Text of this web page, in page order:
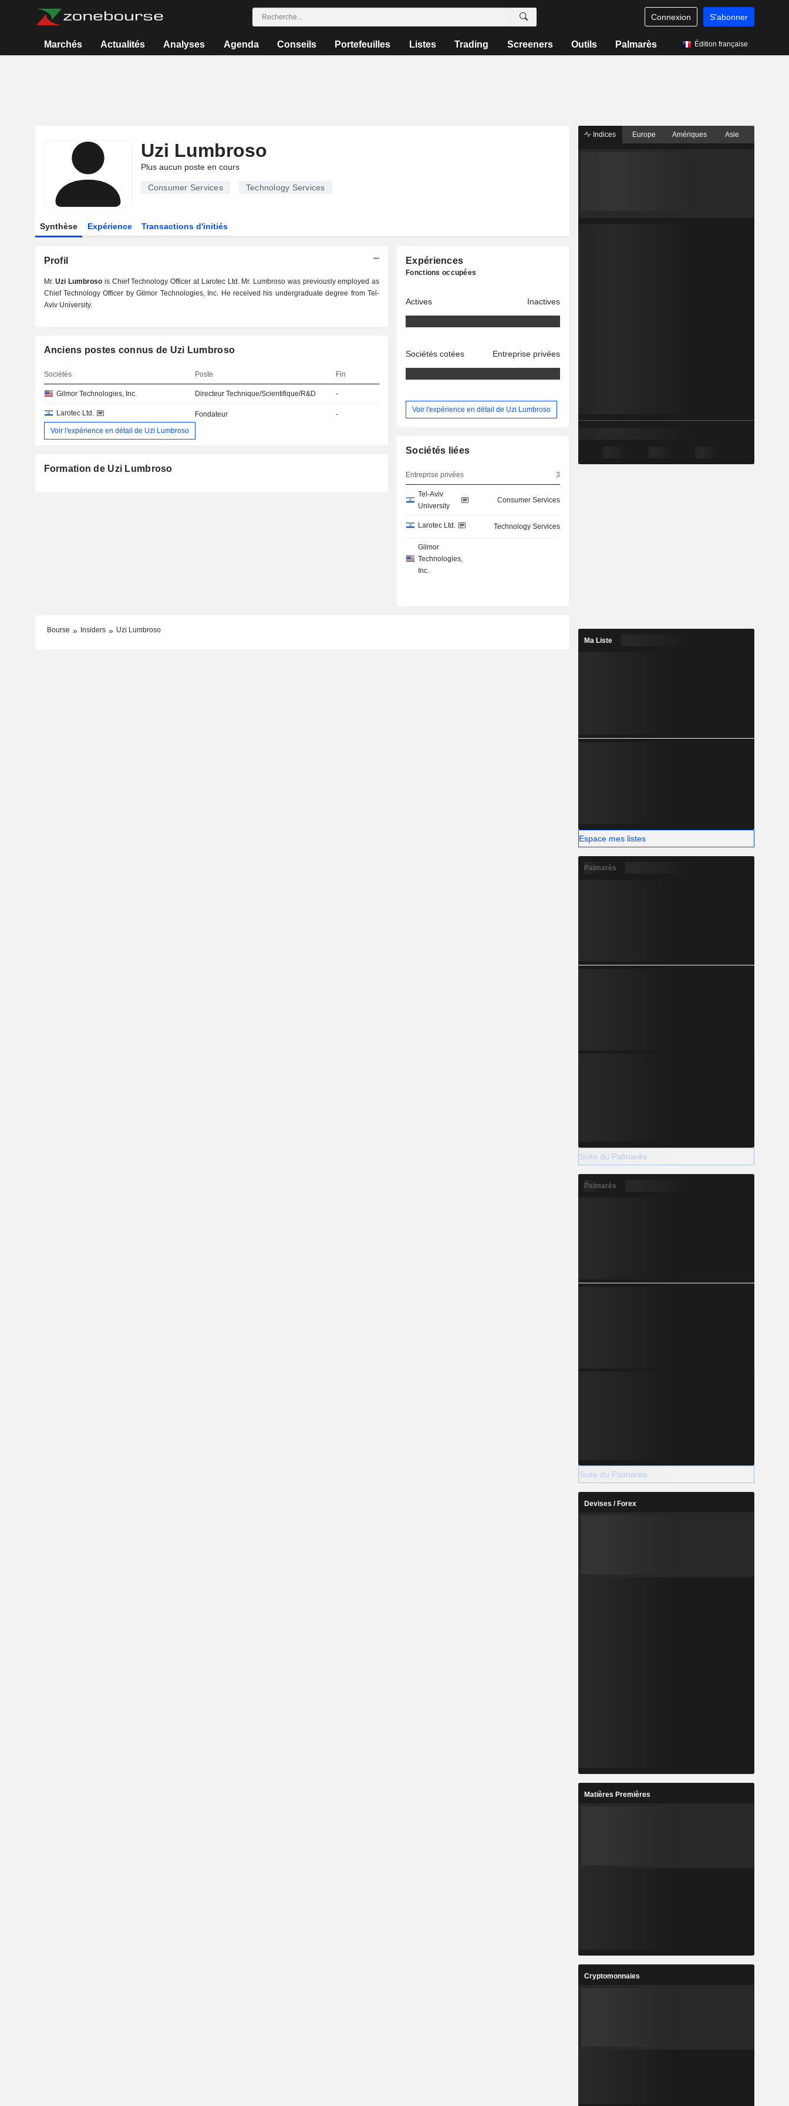
Connexion S'abonner
Marchés Actualités Analyses Agenda Conseils Portefeuilles Listes Trading Screeners Outils Palmarès Édition française
Uzi Lumbroso
Plus aucun poste en cours
Consumer Services Technology Services
Synthèse Expérience Transactions d'initiés
Profil
Mr.Uzi Lumbroso is Chief Technology Officer at Larotec Ltd. Mr. Lumbroso was previously employed as
Chief Technology Officer by Gilmor Technologies, Inc. He received his undergraduate degree from Tel-
Aviv University.
Anciens postes connus de Uzi Lumbroso
Sociétés Poste Fin
Gilmor Technologies, Inc. Directeur Technique/Scientifique/R&D -
Larotec Ltd. Fondateur
-
Voir l'expérience en détail de Uzi Lumbroso
Formation de Uzi Lumbroso
Expériences
Fonctions occupées
Actives Inactives
Sociétés cotées Entreprise privées
Voir l'expérience en détail de Uzi Lumbroso
Sociétés liées
Entreprise privées 3
Tel-Aviv
University
Consumer Services
Larotec Ltd. Technology Services
Gilmor
Technologies,
Inc.
Bourse Insiders Uzi Lumbroso
Indices Europe Amériques Asie
Ma Liste
Espace mes listes
Palmarès
Suite du Palmarès
Palmarès
Suite du Palmarès
Devises / Forex
Matières Premières
Cryptomonnaies